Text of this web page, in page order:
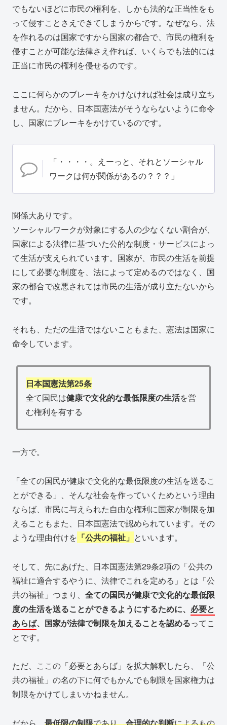
でもないほどに市民の権利を、しかも法的な正当性をも
って侵すことさえできてしまうからです。なぜなら、法
を作れるのは国家ですから国家の都合で、市民の権利を
侵すことが可能な法律さえ作れば、いくらでも法的には
正当に市民の権利を侵せるのです。
ここに何らかのブレーキをかけなければ社会は成り立ち
ません。だから、日本国憲法がそうならないように命令
し、国家にブレーキをかけているのです。
「・・・・。えーっと、それとソーシャル
ワークは何が関係があるの？？？」
関係大ありです。
ソーシャルワークが対象にする人の少なくない割合が、
国家による法律に基づいた公的な制度・サービスによっ
て生活が支えられています。国家が、市民の生活を前提
にして必要な制度を、法によって定めるのではなく、国
家の都合で改悪されては市民の生活が成り立たないから
です。
それも、ただの生活ではないこともまた、憲法は国家に
命令しています。
日本国憲法第25条
全て国民は健康で文化的な最低限度の生活を営
む権利を有する
一方で。
「全ての国民が健康で文化的な最低限度の生活を送るこ
とができる」、そんな社会を作っていくためという理由
ならば、市民に与えられた自由な権利に国家が制限を加
えることもまた、日本国憲法で認められています。その
ような理由付けを 「公共の福祉」 といいます。
そして、先にあげた、日本国憲法第29条2項の「公共の
福祉に適合するやうに、法律でこれを定める」とは「公
共の福祉」つまり、 全ての国民が健康で文化的な最低限
度の生活を送ることができるようにするために、 必要と
あらば、国家が法律で制限を加えることを認めるってこ
とです。
ただ、ここの「必要とあらば」を拡大解釈したら、「公
共の福祉」の名の下に何でもかんでも制限を国家権力は
制限をかけてしまいかねません。